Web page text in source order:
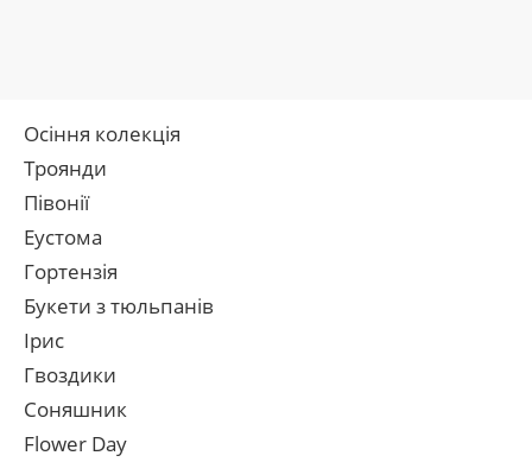
Осіння колекція
Троянди
Півонії
Еустома
Гортензія
Букети з тюльпанів
Ірис
Гвоздики
Соняшник
Flower Day